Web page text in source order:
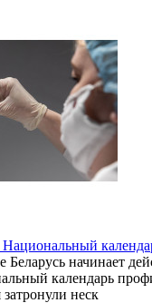
начинает
календарь
неск